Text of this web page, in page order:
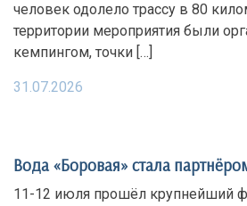
человек одолело трассу в 80
территории мероприятия были
кемпингом, точки […]
31.07.2026
Вода «Боровая» стала
11-12 июля прошёл крупнейший